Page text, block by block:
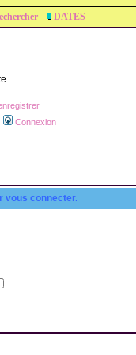
DATES
Connexion
vous connecter.